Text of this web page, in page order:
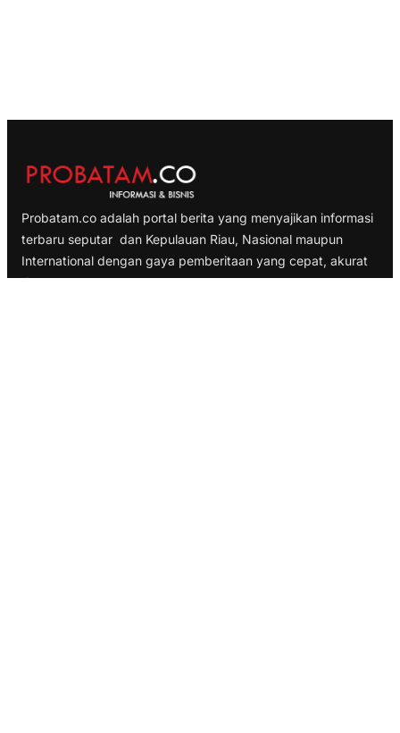
Probatam.co adalah portal berita yang menyajikan informasi
terbaru seputar dan Kepulauan Riau, Nasional maupun
International dengan gaya pemberitaan yang cepat, akurat
dan terpercaya